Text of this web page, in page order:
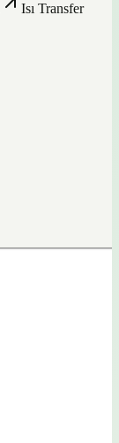
Isı Transfer